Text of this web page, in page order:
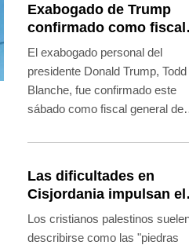
devastación anual.
Exabogado de Trump
confirmado como fiscal
general de EEUU
El exabogado personal del
presidente Donald Trump, Todd
Blanche, fue confirmado este
sábado como fiscal general de
los senadores republicanos
de los demócratas sobre una
posible politización del
Departamento de Justicia.
Las dificultades en
Cisjordania impulsan el
éxodo de los cristianos
palestinos
Los cristianos palestinos
describirse como las "piedras